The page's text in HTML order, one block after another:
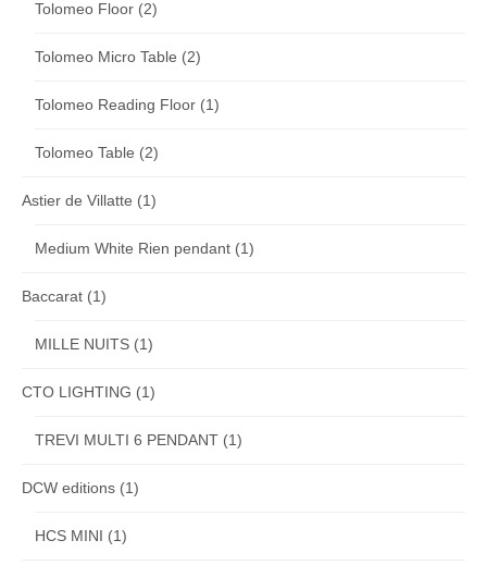
Tolomeo Floor (2)
Tolomeo Micro Table (2)
Tolomeo Reading Floor (1)
Tolomeo Table (2)
Astier de Villatte (1)
Medium White Rien pendant (1)
Baccarat (1)
MILLE NUITS (1)
CTO LIGHTING (1)
TREVI MULTI 6 PENDANT (1)
DCW editions (1)
HCS MINI (1)